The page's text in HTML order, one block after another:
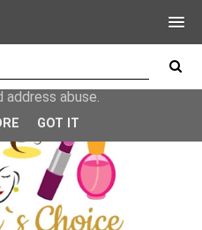
to deliver its services
address and user-agent are
performance and security
generate usage
abuse.
GOT IT